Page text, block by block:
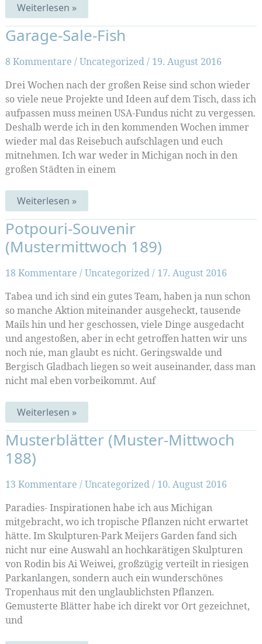
Mohmuster
und
Souvenirbuch
(Muster-
Mittwoch
Weiterlesen »
Garage-Sale-Fish
8 Kommentare /Uncategorized/ 19. August 2016
Drei Wochen nach der großen Reise sind schon wieder
so viele neue Projekte und Ideen auf dem Tisch, dass ich
aufpassen muss meinen USA-Fundus nicht zu vergessen.
Deshalb werde ich in den kommenden Wochen immer
wieder mal das Reisebuch aufschlagen und euch
mitnehmen. Ich war weder in Michigan noch in den
großen Städten in einem
Garage-
Sale-
Fish
Weiterlesen »
Potpouri-Souvenir
(Mustermittwoch 189)
18 Kommentare /Uncategorized/ 17. August 2016
Tabea und ich sind ein gutes Team, haben ja nun schon
so manche Aktion miteinander ausgeheckt, tausende
Mails hin und her geschossen, viele Dinge ausgedacht
und angestoßen, aber in echt getroffen hatten wir uns
noch nie, man glaubt es nicht. Geringswalde und
Bergisch Gladbach liegen so weit auseinander, dass man
nicht mal eben vorbeikommt. Auf
Potpouri-
Souvenir
(Mustermittwoch
189)
Weiterlesen »
Musterblätter (Muster-Mittwoch
188)
13 Kommentare /Uncategorized/ 10. August 2016
Paradies- Inspirationen habe ich aus Michigan
mitgebracht, wo ich tropische Pflanzen nicht erwartet
hätte. Im Skulpturen-Park Meijers Garden fand sich
nicht nur eine Auswahl an hochkarätigen Skulpturen
von Rodin bis Ai Weiwei, großzügig verteilt in riesigen
Parkanlangen, sondern auch ein wunderschönes
Tropenhaus mit den unglaublichsten Pflanzen.
Gemusterte Blätter habe ich direkt vor Ort gezeichnet,
und